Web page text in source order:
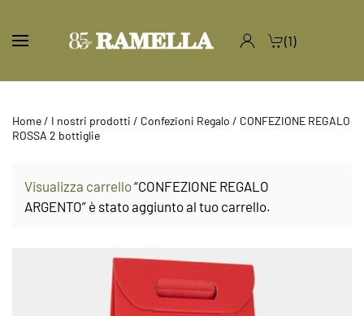
(1)
Home/ I nostri prodotti / Confezioni Regalo / CONFEZIONE REGALO
ROSSA 2 bottiglie
Visualizza carrello“CONFEZIONE REGALO
ARGENTO” è stato aggiunto al tuo carrello.